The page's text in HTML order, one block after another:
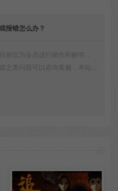
报错怎么办？
前仅为会员进行操作和解答，
之类问题可以咨询客服，本站